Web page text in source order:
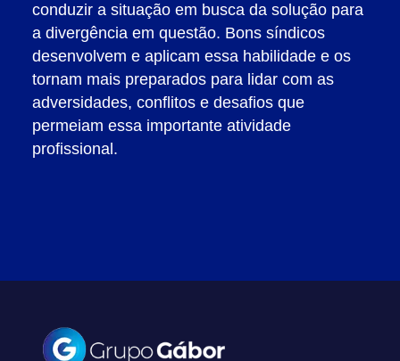
conduzir a situação em busca da solução para
a divergência em questão. Bons síndicos
desenvolvem e aplicam essa habilidade e os
tornam mais preparados para lidar com as
adversidades, conflitos e desafios que
permeiam essa importante atividade
profissional.